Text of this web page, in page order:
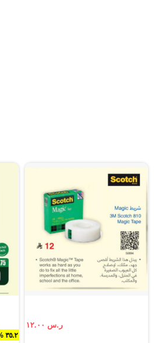
ر.س ١٢.٠٠
٣٥.٢ % خصم